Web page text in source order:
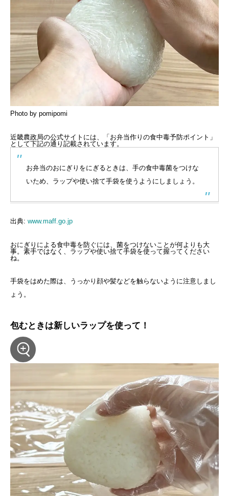
Photo by pomipomi
近畿農政局の公式サイトには、「お弁当作りの食中毒予防ポイント」
として下記の通り記載されています。
お弁当のおにぎりをにぎるときは、手の食中毒菌をつけな
いため、ラップや使い捨て手袋を使うようにしましょう。
出典: www.maff.go.jp
おにぎりによる食中毒を防ぐには、菌をつけないことが何よりも大
事。素手ではなく、ラップや使い捨て手袋を使って握ってください
ね。
手袋をはめた際は、うっかり顔や髪などを触らないように注意しまし
ょう。
包むときは新しいラップを使って！